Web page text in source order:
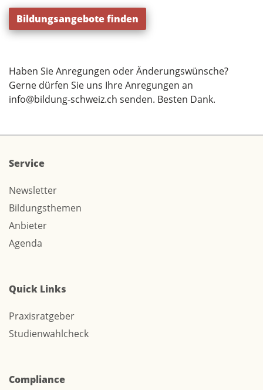
Bildungsangebote finden
Haben Sie Anregungen oder Änderungswünsche?
Gerne dürfen Sie uns Ihre Anregungen an
info@bildung-schweiz.ch senden. Besten Dank.
Service
Newsletter
Bildungsthemen
Anbieter
Agenda
Quick Links
Praxisratgeber
Studienwahlcheck
Compliance